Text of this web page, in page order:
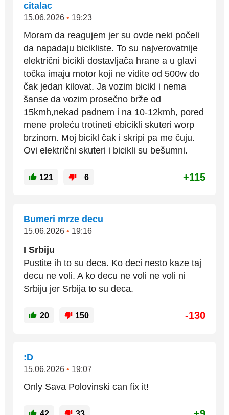
citalac
15.06.2026 • 19:23
Moram da reagujem jer su ovde neki počeli
da napadaju bicikliste. To su najverovatnije
električni bicikli dostavljača hrane a u glavi
točka imaju motor koji ne vidite od 500w do
čak jedan kilovat. Ja vozim bicikl i nema
šanse da vozim prosečno brže od
15kmh,nekad padnem i na 10-12kmh, pored
mene proleću trotineti ebicikli skuteri worp
brzinom. Moj bicikl čak i skripi pa me čuju.
Ovi električni skuteri i bicikli su bešumni.
121 6 +115
Bumeri mrze decu
15.06.2026 • 19:16
I Srbiju
Pustite ih to su deca. Ko deci nesto kaze taj
decu ne voli. A ko decu ne voli ne voli ni
Srbiju jer Srbija to su deca.
20 150 -130
:D
15.06.2026 • 19:07
Only Sava Polovinski can fix it!